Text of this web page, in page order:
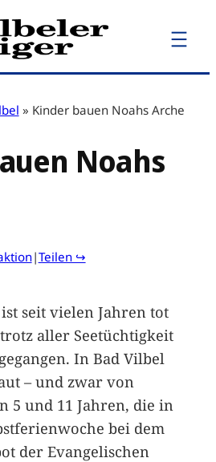
» Kinder bauen Noahs Arche
Noahs
|Teilen ↪
seit vielen Jahren tot
aller Seetüchtigkeit
In Bad Vilbel
– und zwar von
5 und 11 Jahren, die in
bei dem
der Evangelischen